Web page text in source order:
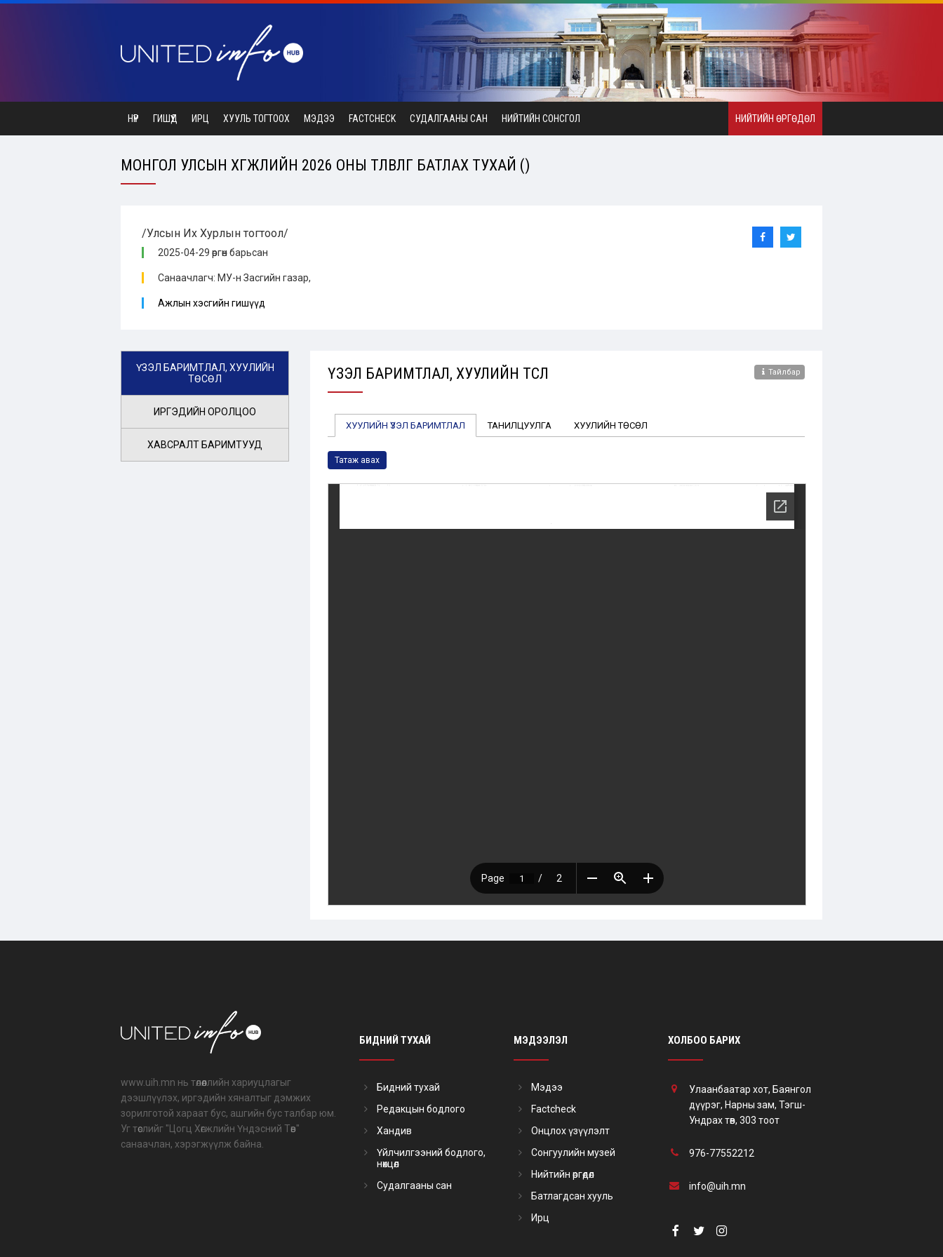
НҮҮР ГИШҮҮД ИРЦ ХУУЛЬ ТОГТООХ МЭДЭЭ FACTCHECK СУДАЛГААНЫ САН НИЙТИЙН СОНСГОЛ НИЙТИЙН ӨРГӨДӨЛ
МОНГОЛ УЛСЫН ХӨГЖЛИЙН 2026 ОНЫ ТӨЛӨВЛӨГӨӨ БАТЛАХ ТУХАЙ ()
/Улсын Их Хурлын тогтоол/
2025-04-29 өргөн барьсан
Санаачлагч: МУ-н Засгийн газар,
Ажлын хэсгийн гишүүд
ҮЗЭЛ БАРИМТЛАЛ, ХУУЛИЙН
ТӨСӨЛ
ИРГЭДИЙН ОРОЛЦОО
ХАВСРАЛТ БАРИМТУУД
ҮЗЭЛ БАРИМТЛАЛ, ХУУЛИЙН ТӨСӨЛ Тайлбар
ХУУЛИЙН ҮЗЭЛ БАРИМТЛАЛ ТАНИЛЦУУЛГА ХУУЛИЙН ТӨСӨЛ
Татаж авах
www.uih.mn нь төлөөллийн хариуцлагыг
дээшлүүлэх, иргэдийн хяналтыг дэмжих
зорилготой хараат бус, ашгийн бус талбар юм.
Уг төслийг "Цогц Хөгжлийн Үндэсний Төв"
санаачлан, хэрэгжүүлж байна.
БИДНИЙ ТУХАЙ
Бидний тухай
Редакцын бодлого
Хандив
Үйлчилгээний бодлого,
нөхцөл
Судалгааны сан
МЭДЭЭЛЭЛ
Мэдээ
Factcheck
Онцлох үзүүлэлт
Сонгуулийн музей
Нийтийн өргөдөл
Батлагдсан хууль
Ирц
ХОЛБОО БАРИХ
Улаанбаатар хот, Баянгол
дүүрэг, Нарны зам, Тэгш-
Ундрах төв, 303 тоот
976-77552212
info@uih.mn